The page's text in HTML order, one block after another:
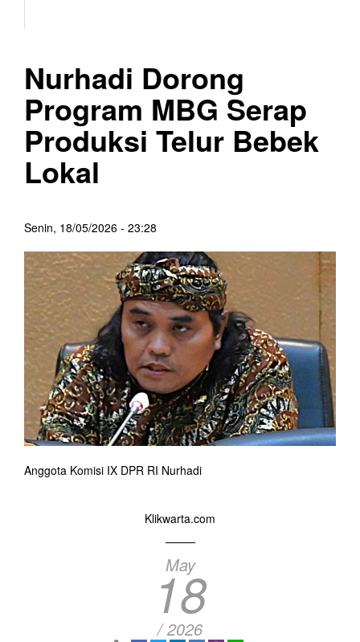
Nurhadi Dorong
Program MBG Serap
Produksi Telur Bebek
Lokal
Senin, 18/05/2026 - 23:28
Anggota Komisi IX DPR RI Nurhadi
Klikwarta.com
May
18
/ 2026